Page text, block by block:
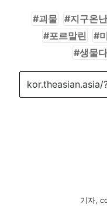
괴물 지구온
포르말린
생물
기자,